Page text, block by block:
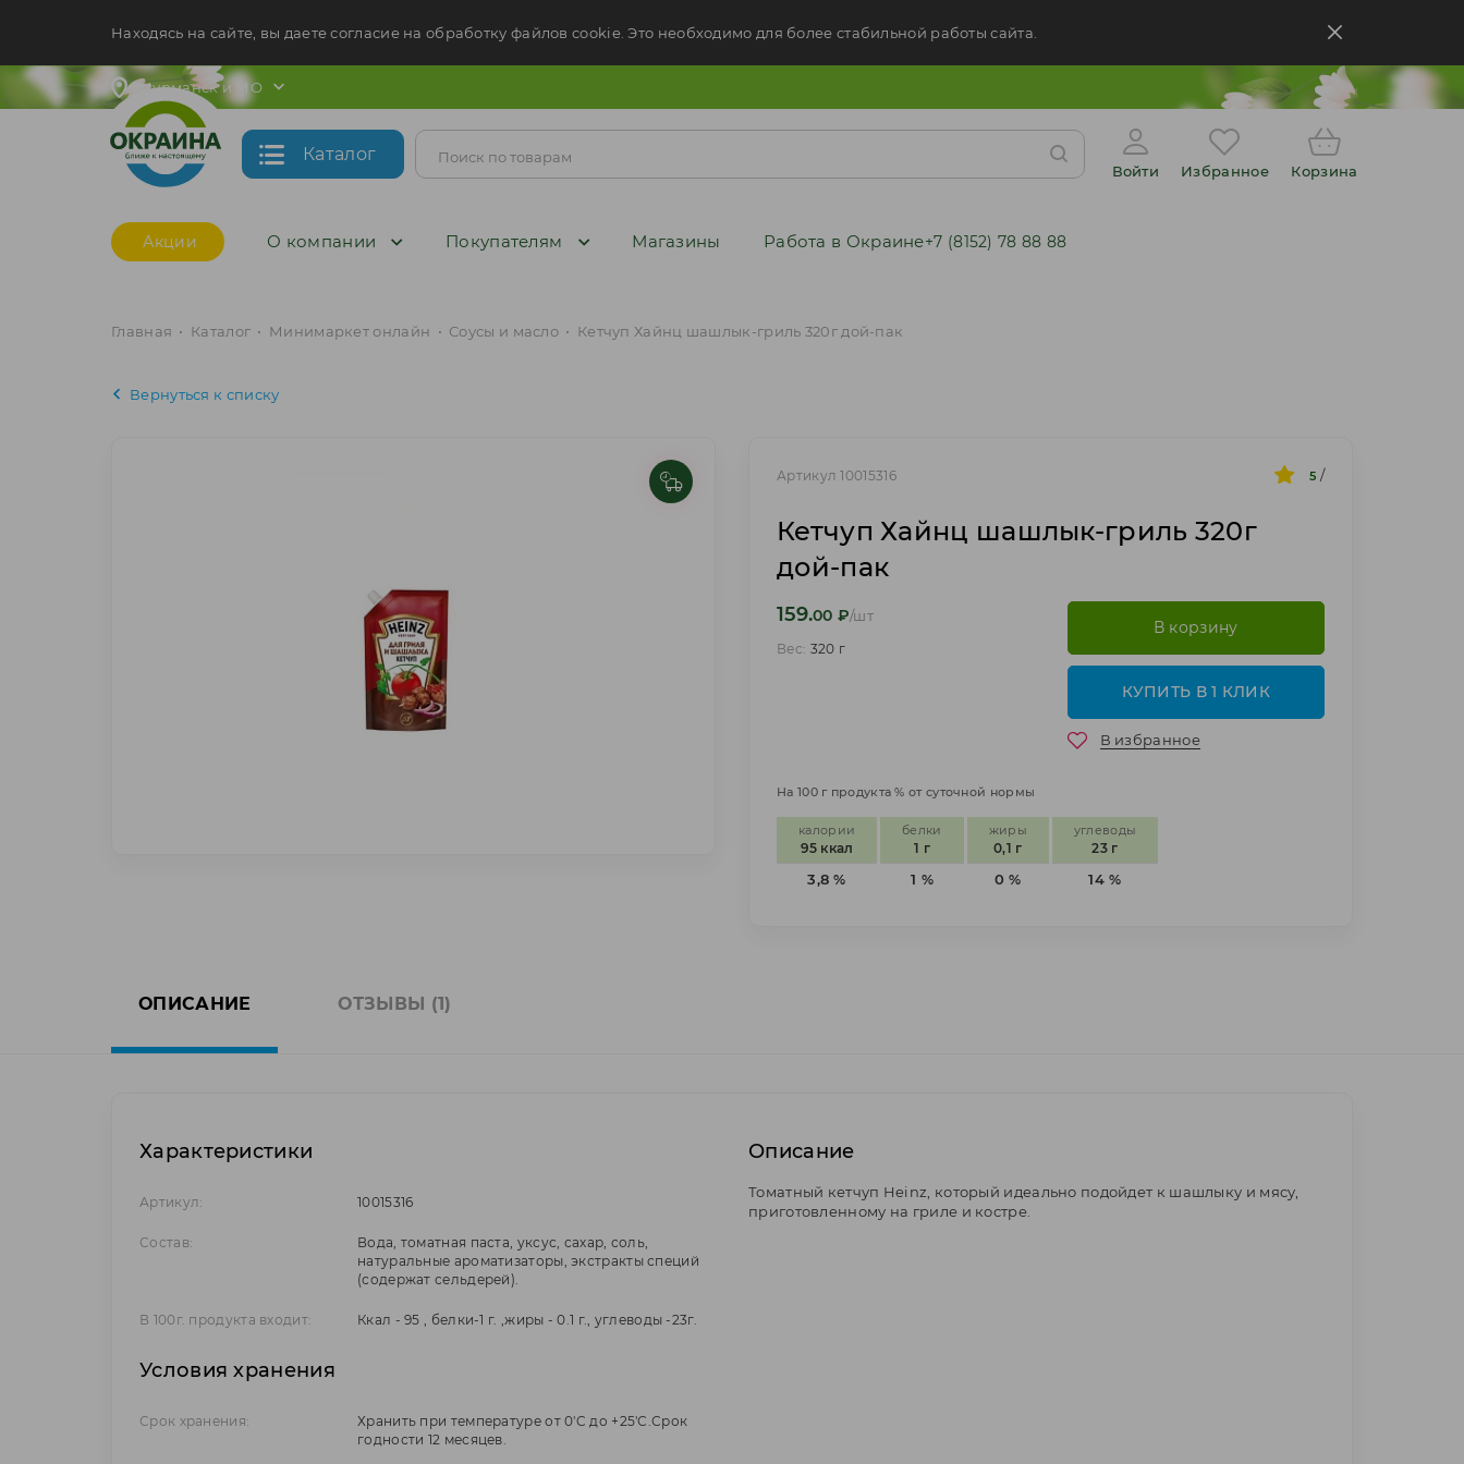
Находясь на сайте, вы даете согласие на обработку файлов cookie. Это необходимо для более стабильной работы сайта.
Мурманск и МО
Каталог
Войти Избранное Корзина
Акции О компании Покупателям Магазины Работа в Окраине+7 (8152) 78 88 88
Главная • Каталог • Минимаркет онлайн • Соусы и масло • Кетчуп Хайнц шашлык-гриль 320г дой-пак
Вернуться к списку
Артикул 10015316 5 /
Кетчуп Хайнц шашлык-гриль 320г
дой-пак
159.00 ₽/шт
Вес: 320 г
В корзину
КУПИТЬ В 1 КЛИК
В избранное
На 100 г продукта % от суточной нормы
калории
95 ккал
3,8 %
белки
1 г
1 %
жиры
0,1 г
0 %
углеводы
23 г
14 %
ОПИСАНИЕ ОТЗЫВЫ (1)
Характеристики
Артикул: 10015316
Состав:
Вода, томатная паста, уксус, сахар, соль,
натуральные ароматизаторы, экстракты специй
(содержат сельдерей).
В 100г. продукта входит: Ккал - 95 , белки-1 г. ,жиры - 0.1 г., углеводы -23г.
Условия хранения
Срок хранения:
Хранить при температуре от 0'C до +25'С.Срок
годности 12 месяцев.
Описание
Томатный кетчуп Heinz, который идеально подойдет к шашлыку и мясу,
приготовленному на гриле и костре.